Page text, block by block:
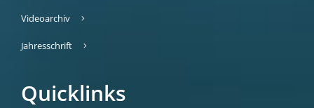
Videoarchiv
Jahresschrift
Quicklinks